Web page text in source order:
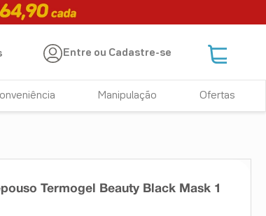
Entre ou Cadastre-se
Manipulação Ofertas
Termogel Beauty Black Mask 1